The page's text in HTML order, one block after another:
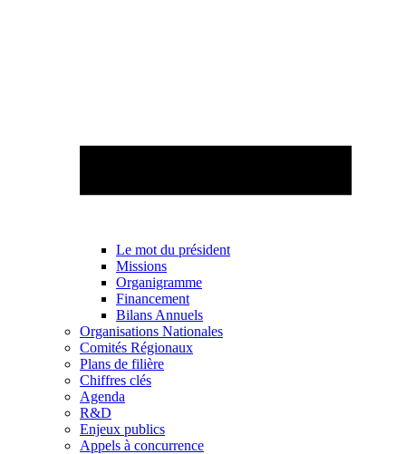
Le mot du président
Missions
Organigramme
Financement
Bilans Annuels
Organisations Nationales
Comités Régionaux
Plans de filière
Chiffres clés
Agenda
R&D
Enjeux publics
Appels à concurrence